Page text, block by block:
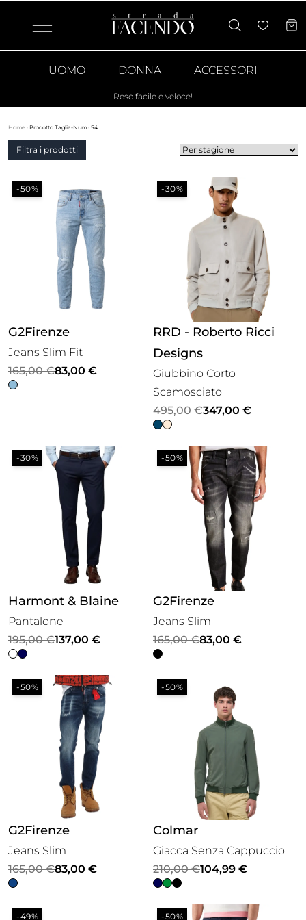
UOMO DONNA ACCESSORI
Reso facile e veloce!
Home · Prodotto Taglia-Num · 54
Filtra i prodotti
-50%
G2Firenze
Jeans Slim Fit
165,00€
Il
prezzo
165,00 €.
83,00 €
Il
prezzo
83,00 €.
-30%
RRD - Roberto Ricci
Designs
Giubbino Corto
Scamosciato
495,00€
Il
prezzo
originale
era:
495,00 €.
347,00 €
Il
prezzo
attuale
è:
347,00 €.
-30%
Harmont & Blaine
Pantalone
195,00€
Il
prezzo
originale
era:
137,00 €
Il
prezzo
attuale
è:
-50%
G2Firenze
Jeans Slim
165,00€
Il
prezzo
originale
era:
83,00 €
Il
prezzo
attuale
è:
-50%
G2Firenze
Jeans Slim
165,00€
Il
prezzo
originale
83,00 €
Il
prezzo
attuale
-50%
Colmar
Giacca Senza Cappuccio
210,00€
Il
prezzo
originale
104,99 €
Il
prezzo
attuale
-49% -50%